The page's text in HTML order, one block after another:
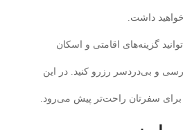
داشت.
گزینه‌های اقامتی و اسکان
و بی‌دردسر رزرو کنید. در این
برای سفرتان راحت‌تر پیش می‌رود.